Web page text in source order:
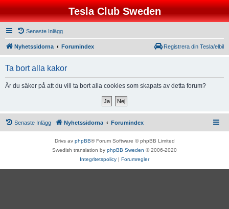
Tesla Club Sweden
Senaste Inlägg
Nyhetssidorna Forumindex Registrera din Tesla/elbil
Ta bort alla kakor
Är du säker på att du vill ta bort alla cookies som skapats av detta forum?
Senaste Inlägg Nyhetssidorna Forumindex
Drivs av phpBB® Forum Software © phpBB Limited
Swedish translation by phpBB Sweden © 2006-2020
Integritetspolicy | Forumregler